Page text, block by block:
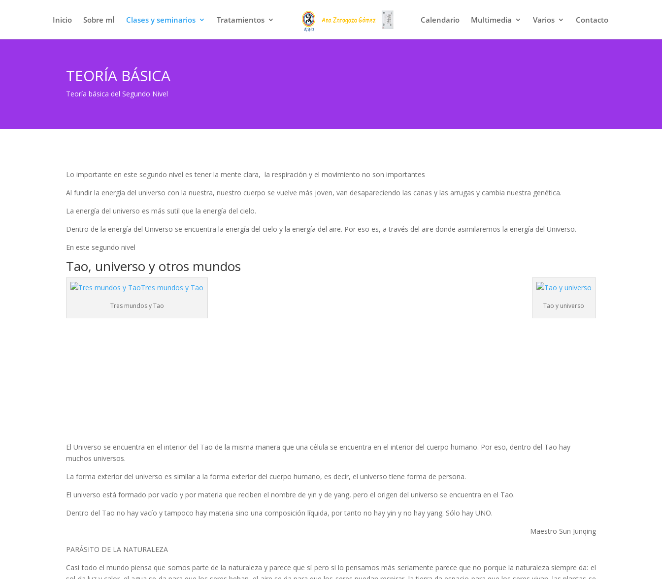
Inicio Sobre mÍ Clases y seminarios Tratamientos Calendario Multimedia Varios Contacto
TEORÍA BÁSICA
Teoría básica del Segundo Nivel
Lo importante en este segundo nivel es tener la mente clara, la respiración y el movimiento no son importantes
Al fundir la energía del universo con la nuestra, nuestro cuerpo se vuelve más joven, van desapareciendo las canas y las arrugas y cambia nuestra genética.
La energía del universo es más sutil que la energía del cielo.
Dentro de la energía del Universo se encuentra la energía del cielo y la energía del aire. Por eso es, a través del aire donde asimilaremos la energía del Universo.
En este segundo nivel
Tao, universo y otros mundos
Tao y universo
Tres mundos y Tao
El Universo se encuentra en el interior del Tao de la misma manera que una célula se encuentra en el interior del cuerpo humano. Por eso, dentro del Tao hay
muchos universos.
La forma exterior del universo es similar a la forma exterior del cuerpo humano, es decir, el universo tiene forma de persona.
El universo está formado por vacío y por materia que reciben el nombre de yin y de yang, pero el origen del universo se encuentra en el Tao.
Dentro del Tao no hay vacío y tampoco hay materia sino una composición líquida, por tanto no hay yin y no hay yang. Sólo hay UNO.
Maestro Sun Junqing
PARÁSITO DE LA NATURALEZA
Casi todo el mundo piensa que somos parte de la naturaleza y parece que sí pero si lo pensamos más seriamente parece que no porque la naturaleza siempre da: el